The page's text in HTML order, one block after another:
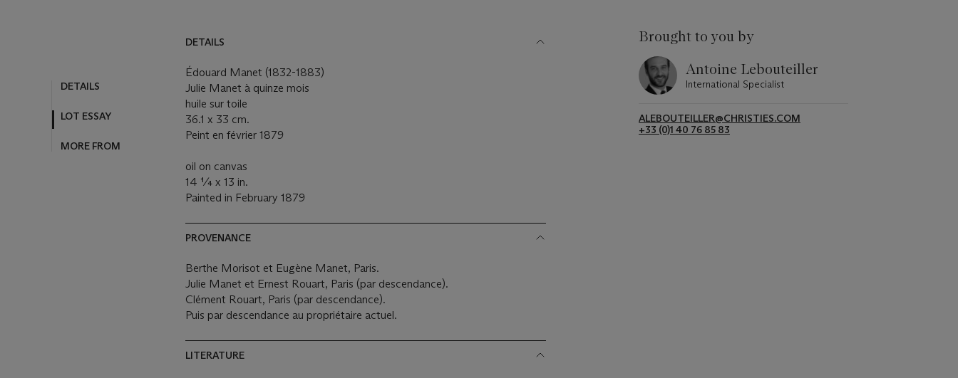
DETAILS
LOT ESSAY
MORE FROM
DETAILS
Édouard Manet (1832-1883)
Julie Manet à quinze mois
huile sur toile
36.1 x 33 cm.
Peint en février 1879
oil on canvas
14 ¼ x 13 in.
Painted in February 1879
PROVENANCE
Berthe Morisot et Eugène Manet, Paris.
Julie Manet et Ernest Rouart, Paris (par descendance).
Clément Rouart, Paris (par descendance).
Puis par descendance au propriétaire actuel.
LITERATURE
Brought to you by
Antoine Lebouteiller
International Specialist
ALEBOUTEILLER@CHRISTIES.COM
+33 (0)1 40 76 85 83